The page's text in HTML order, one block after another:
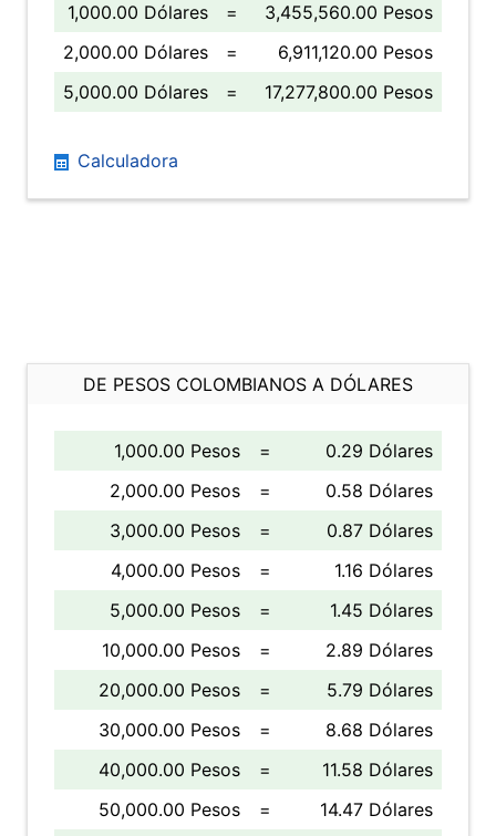
1,000.00 Dólares
=
3,455,560.00 Pesos
2,000.00 Dólares
=
6,911,120.00 Pesos
5,000.00 Dólares
= 17,277,800.00 Pesos
Calculadora
DE PESOS COLOMBIANOS A DÓLARES
1,000.00 Pesos =
0.29 Dólares
2,000.00 Pesos
=
0.58 Dólares
3,000.00 Pesos
=
0.87 Dólares
4,000.00 Pesos
=
1.16 Dólares
5,000.00 Pesos
=
1.45 Dólares
10,000.00 Pesos
=
2.89 Dólares
20,000.00 Pesos
=
5.79 Dólares
30,000.00 Pesos
=
8.68 Dólares
40,000.00 Pesos
=
11.58 Dólares
50,000.00 Pesos
= 14.47 Dólares